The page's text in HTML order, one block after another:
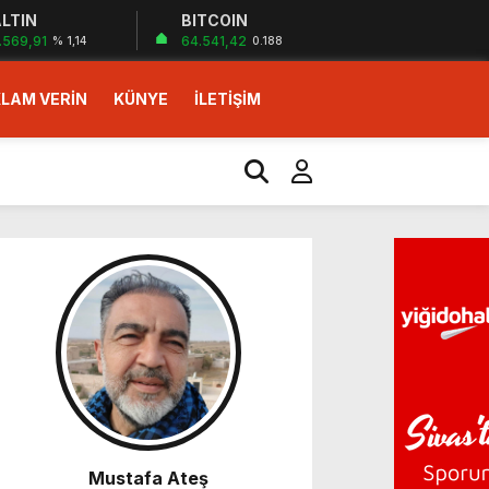
% 1,14
BITCOIN
64.541,42 0.188
VERİN KÜNYE İLETİŞİM
Mustafa Ateş